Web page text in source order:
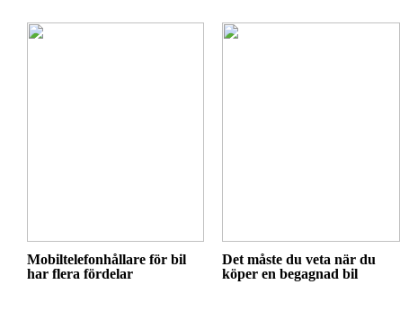
Mobiltelefonhållare för bil
har flera fördelar
Det måste du veta när du
köper en begagnad bil